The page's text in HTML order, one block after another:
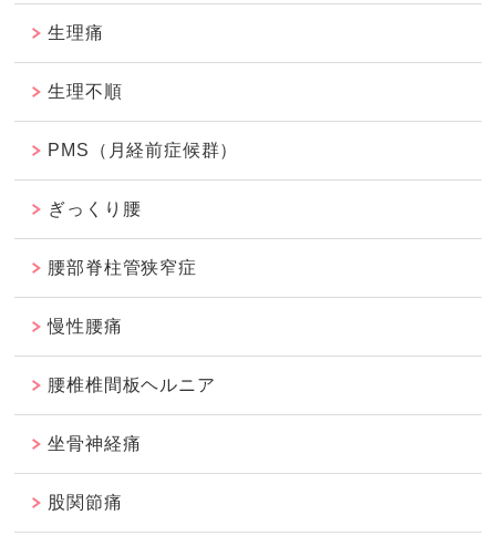
生理痛
生理不順
PMS（月経前症候群）
ぎっくり腰
腰部脊柱管狭窄症
慢性腰痛
腰椎椎間板ヘルニア
坐骨神経痛
股関節痛